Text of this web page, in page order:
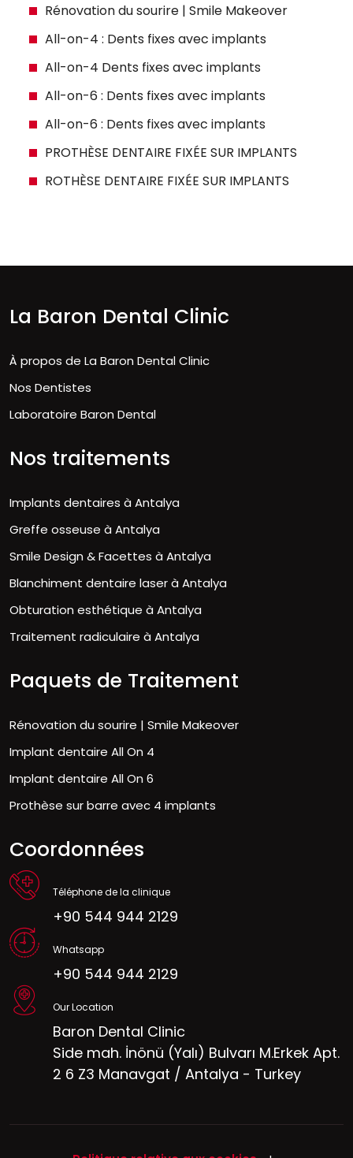
Rénovation du sourire | Smile Makeover
All-on-4 : Dents fixes avec implants
All-on-4 Dents fixes avec implants
All-on-6 : Dents fixes avec implants
All-on-6 : Dents fixes avec implants
PROTHÈSE DENTAIRE FIXÉE SUR IMPLANTS
ROTHÈSE DENTAIRE FIXÉE SUR IMPLANTS
La Baron Dental Clinic
À propos de La Baron Dental Clinic
Nos Dentistes
Laboratoire Baron Dental
Nos traitements
Implants dentaires à Antalya
Greffe osseuse à Antalya
Smile Design & Facettes à Antalya
Blanchiment dentaire laser à Antalya
Obturation esthétique à Antalya
Traitement radiculaire à Antalya
Paquets de Traitement
Rénovation du sourire | Smile Makeover
Implant dentaire All On 4
Implant dentaire All On 6
Prothèse sur barre avec 4 implants
Coordonnées
Téléphone de la clinique
+90 544 944 2129
Whatsapp
+90 544 944 2129
Our Location
Baron Dental Clinic
Side mah. İnönü (Yalı) Bulvarı M.Erkek Apt.
2 6 Z3 Manavgat / Antalya - Turkey